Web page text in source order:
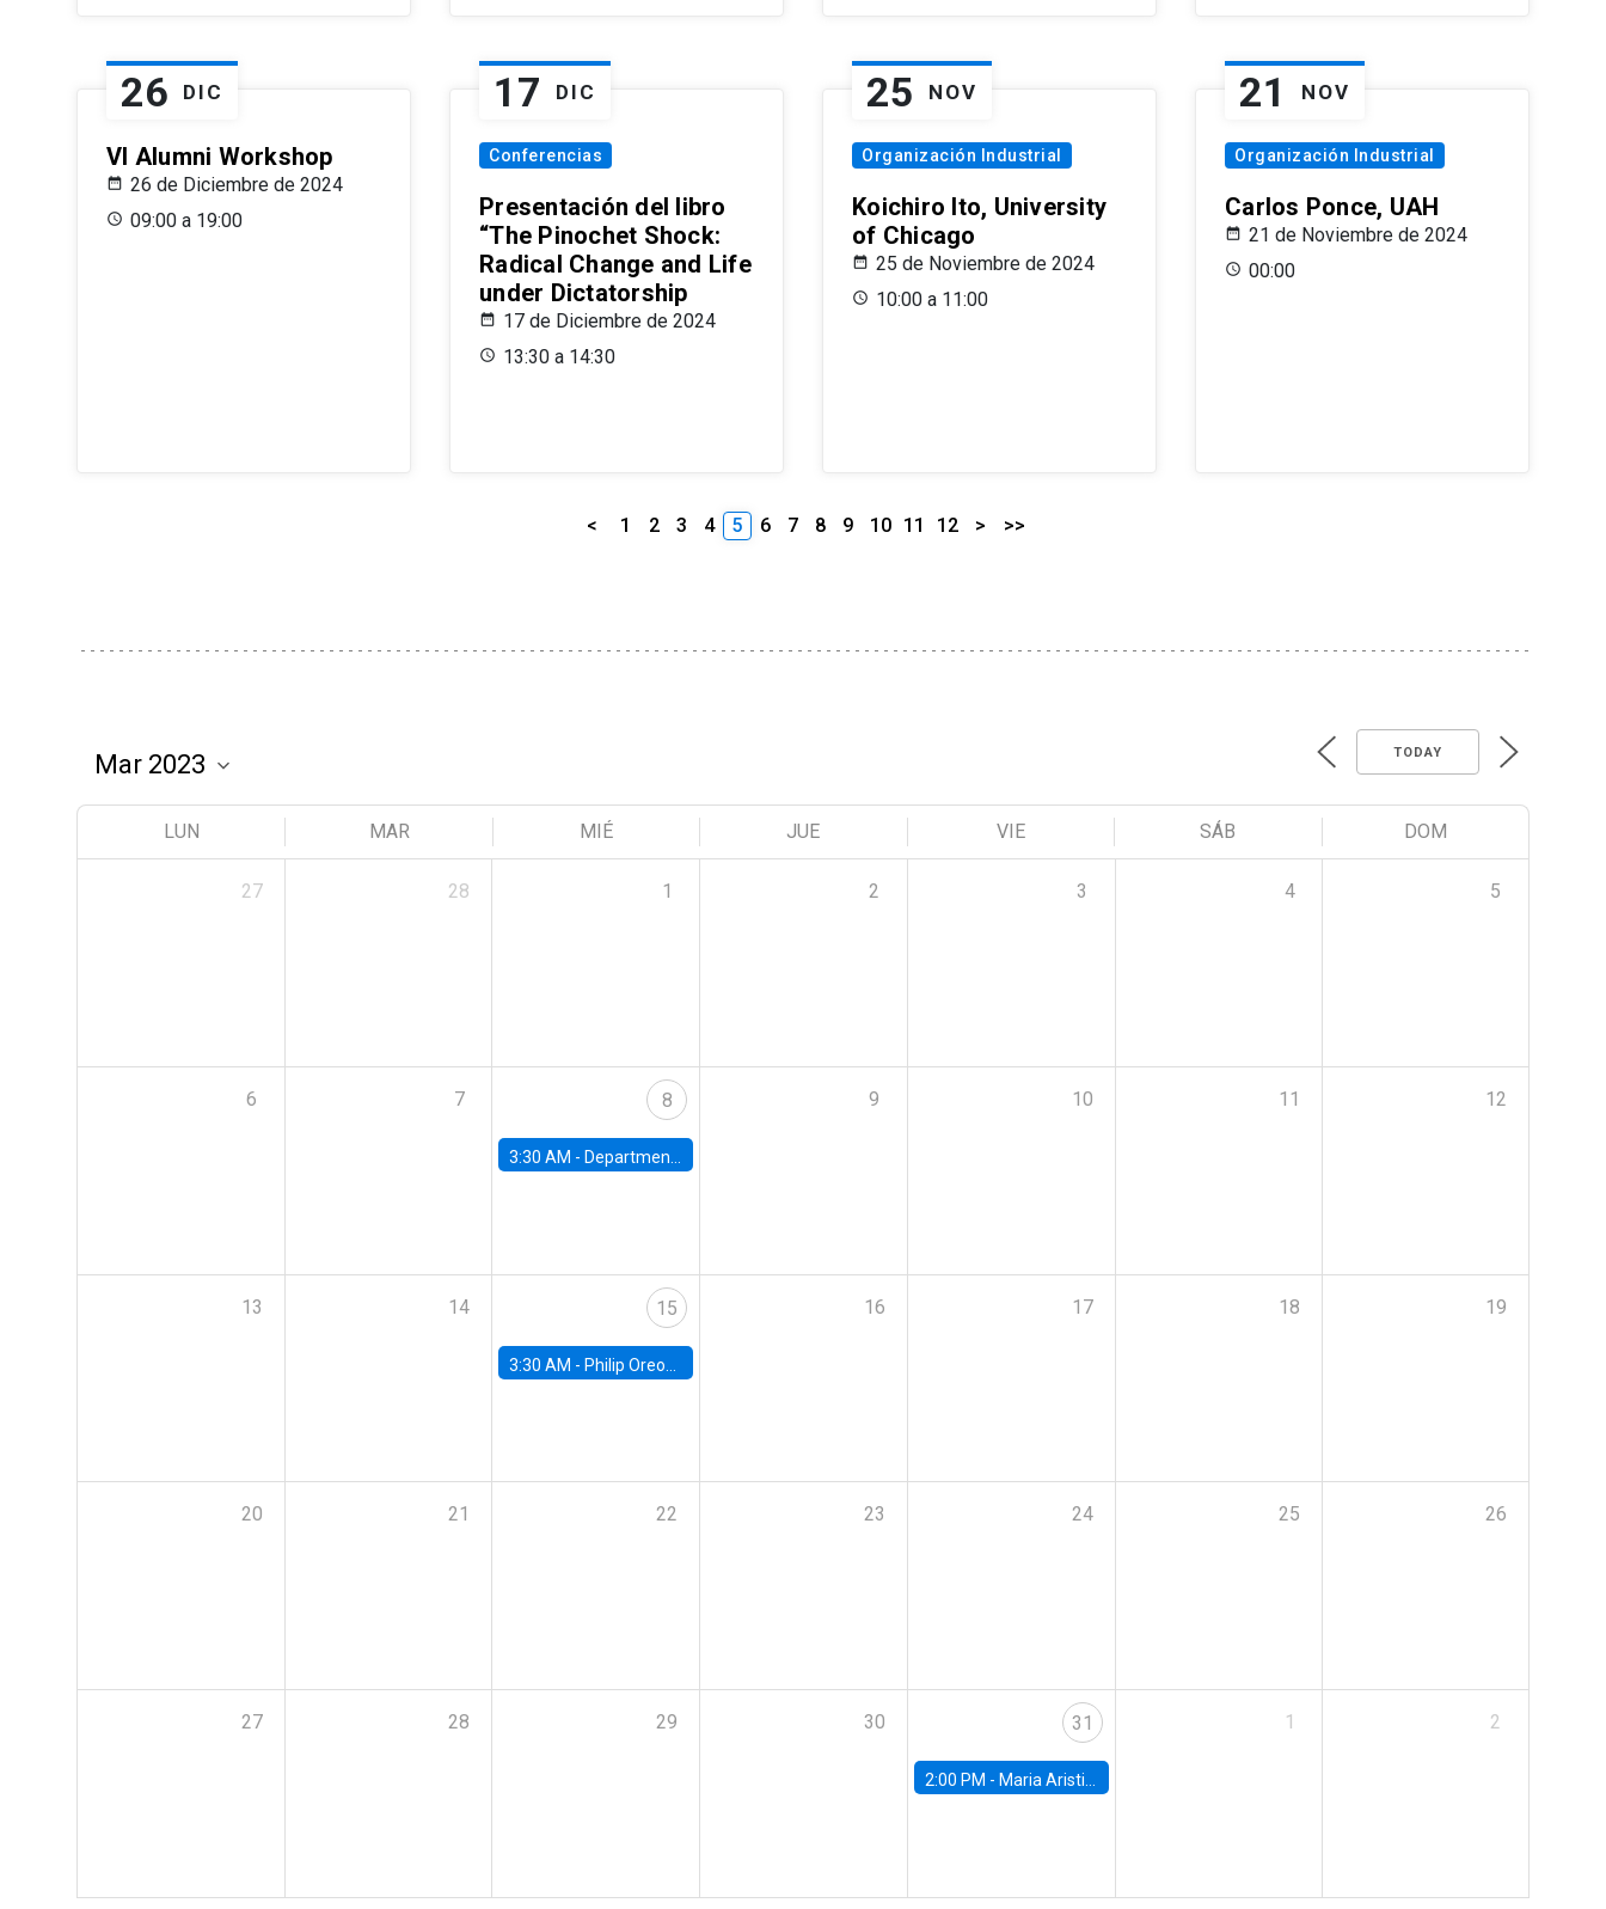
26 DIC
VI Alumni Workshop
26 de Diciembre de 2024
09:00 a 19:00
17 DIC
Conferencias
Presentación del libro
“The Pinochet Shock:
Radical Change and Life
under Dictatorship
17 de Diciembre de 2024
13:30 a 14:30
25 NOV
Organización Industrial
Koichiro Ito, University
of Chicago
25 de Noviembre de 2024
10:00 a 11:00
21 NOV
Organización Industrial
Carlos Ponce, UAH
21 de Noviembre de 2024
00:00
< 1 2 3 4 5 6 7 8 9 10 11 12 > >>
TODAY
LUN MAR MIÉ JUE VIE SÁB DOM
27 28 1 2 3 4 5
6 7 8
3:30 AM - Department Seminar: James Robinson
9 10 11 12
13 14 15
3:30 AM - Philip Oreopolous, University of Toronto
16 17 18 19
20 21 22 23 24 25 26
27 28 29 30 31
2:00 PM - Maria Aristizabal-Ramirez, FED Board
1 2